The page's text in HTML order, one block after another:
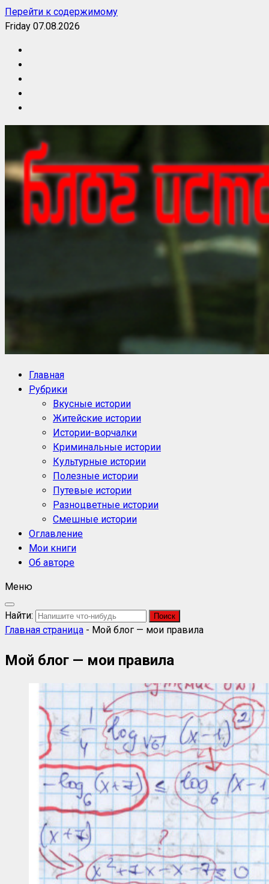
Перейти к содержимому
Friday 07.08.2026
Блог историй NoorySan
Главная
Рубрики
Вкусные истории
Житейские истории
Истории-ворчалки
Криминальные истории
Культурные истории
Полезные истории
Путевые истории
Разноцветные истории
Смешные истории
Оглавление
Мои книги
Об авторе
Меню
Найти:
Главная страница - Мой блог — мои правила
Мой блог — мои правила